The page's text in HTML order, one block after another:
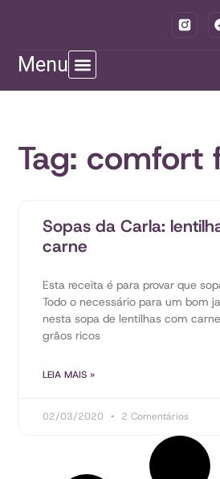
Menu
Tag: comfort
Sopas da Carla:
carne
Esta receita é para provar que
Todo o necessário para um bom
nesta sopa de lentilhas com
grãos ricos
LEIA MAIS »
02/03/2020 2 Comentários